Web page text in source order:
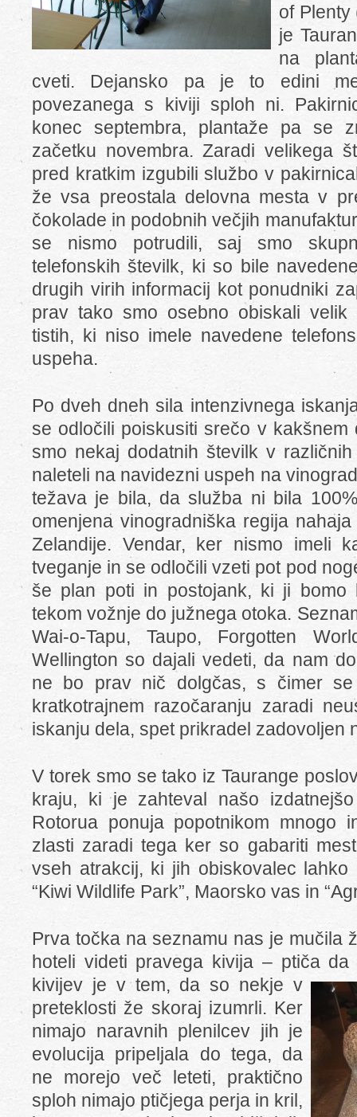
of Plenty
je
na
cveti. Dejansko pa je to edini
povezanega s kiviji sploh ni.
konec septembra, plantaže pa se
začetku novembra. Zaradi velikega
pred kratkim izgubili službo v
že vsa preostala delovna mesta v
čokolade in podobnih večjih
se nismo potrudili, saj smo
telefonskih številk, ki so bile
drugih virih informacij kot ponudniki
prav tako smo osebno obiskali
tistih, ki niso imele navedene
uspeha.
Po dveh dneh sila intenzivnega
se odločili poiskusiti srečo v kakšnem
smo nekaj dodatnih številk v
naleteli na navidezni uspeh na
težava je bila, da služba ni bila
omenjena vinogradniška regija
Zelandije. Vendar, ker nismo imeli
tveganje in se odločili vzeti pot pod
še plan poti in postojank, ki ji bomo
tekom vožnje do južnega otoka.
Wai-o-Tapu, Taupo, Forgotten
Wellington so dajali vedeti, da nam
ne bo prav nič dolgčas, s čimer
kratkotrajnem razočaranju zaradi
iskanju dela, spet prikradel zadovoljen
V torek smo se tako iz Taurange
kraju, ki je zahteval našo
Rotorua ponuja popotnikom mnogo
zlasti zaradi tega ker so gabariti
vseh atrakcij, ki jih obiskovalec
“Kiwi Wildlife Park”, Maorsko vas in
Prva točka na seznamu nas je mučila
hoteli videti pravega kivija – ptiča da
kivijev je vtem, da so nekje v
preteklosti že skoraj izumrli. Ker
nimajo naravnih plenilcev jih je
evolucija pripeljala do tega, da
ne morejo več leteti, praktično
sploh nimajo ptičjega perja in kril,